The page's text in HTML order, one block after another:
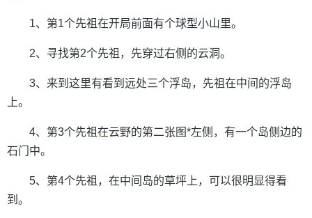
1、第1个先祖在开局前面有个球型小山里。
2、寻找第2个先祖，先穿过右侧的云洞。
3、来到这里有看到远处三个浮岛，先祖在中间的浮岛
上。
4、第3个先祖在云野的第二张图*左侧，有一个岛侧边的
石门中。
5、第4个先祖，在中间岛的草坪上，可以很明显得看
到。